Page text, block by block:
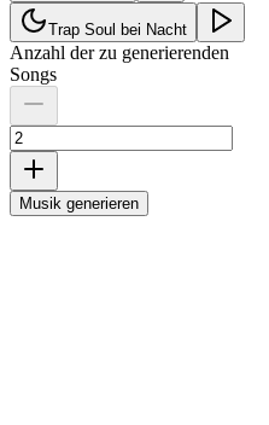
Trap Soul bei Nacht
Anzahl der zu generierenden
Songs
Musik generieren